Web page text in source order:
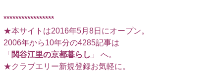
*****************
★本サイトは2016年5月8日にオープン。
2006年から10年分の4285記事は
「 関谷江里の京都暮らし 」 へ。
★クラブエリー新規登録お気軽に。